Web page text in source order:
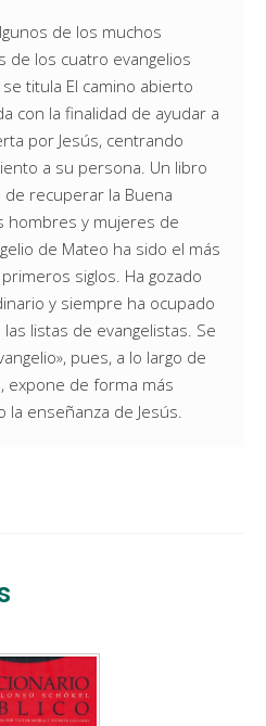
de los muchos
de los cuatro evangelios
titula El camino abierto
con la finalidad de ayudar a
por Jesús, centrando
a su persona. Un libro
recuperar la Buena
hombres y mujeres de
de Mateo ha sido el más
siglos. Ha gozado
y siempre ha ocupado
listas de evangelistas. Se
pues, a lo largo de
expone de forma más
enseñanza de Jesús.